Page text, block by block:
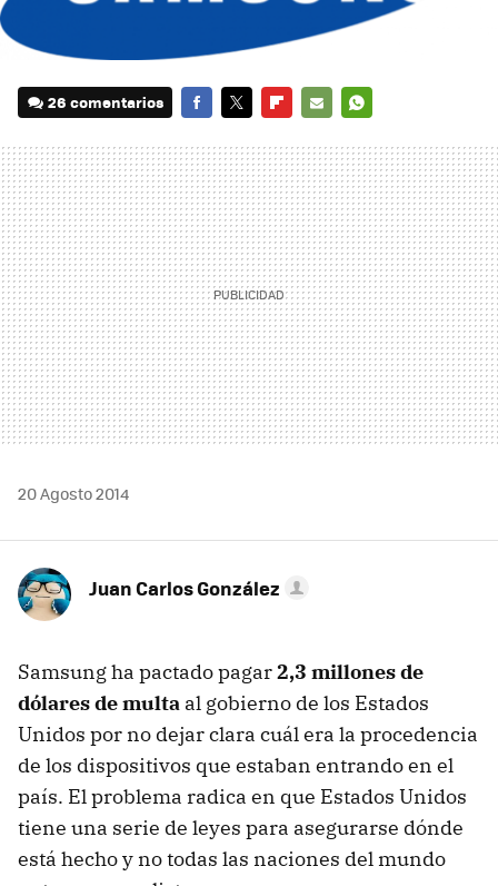
26 comentarios
MAIL
20 Agosto 2014
Juan Carlos González
Samsung ha pactado pagar2,3 millones de
dólares de multa al gobierno de los Estados
Unidos por no dejar clara cuál era la procedencia
de los dispositivos que estaban entrando en el
país. El problema radica en que Estados Unidos
tiene una serie de leyes para asegurarse dónde
está hecho y no todas las naciones del mundo